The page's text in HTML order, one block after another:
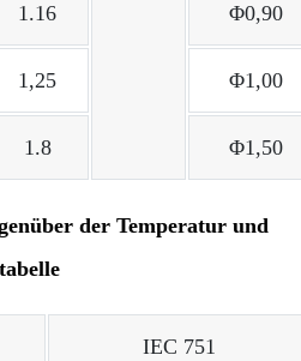
1.16 Φ0,90
1,25 Φ1,00
1.8 Φ1,50
der Temperatur und
IEC 751